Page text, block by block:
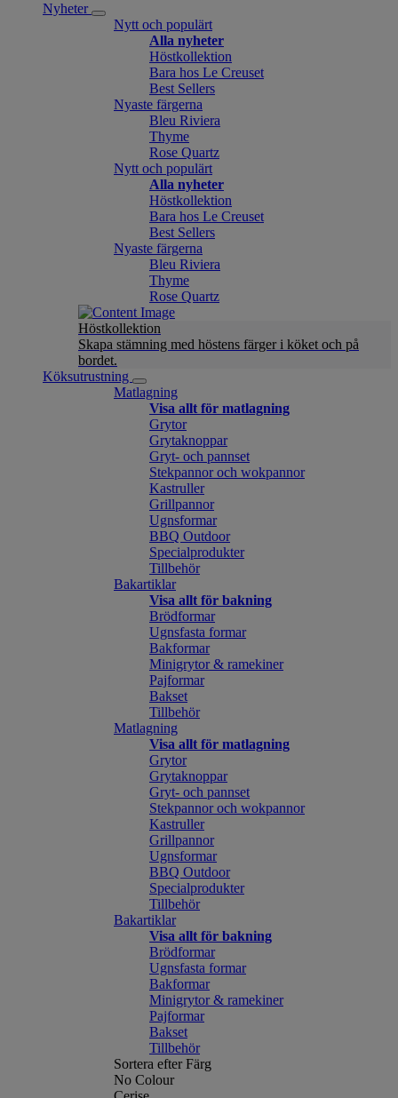
Nyheter
Nytt och populärt
Alla nyheter
Höstkollektion
Bara hos Le Creuset
Best Sellers
Nyaste färgerna
Bleu Riviera
Thyme
Rose Quartz
Nytt och populärt
Alla nyheter
Höstkollektion
Bara hos Le Creuset
Best Sellers
Nyaste färgerna
Bleu Riviera
Thyme
Rose Quartz
Höstkollektion
Skapa stämning med höstens färger i köket och på
bordet.
Köksutrustning
Matlagning
Visa allt för matlagning
Grytor
Grytaknoppar
Gryt- och pannset
Stekpannor och wokpannor
Kastruller
Grillpannor
Ugnsformar
BBQ Outdoor
Specialprodukter
Tillbehör
Bakartiklar
Visa allt för bakning
Brödformar
Ugnsfasta formar
Bakformar
Minigrytor & ramekiner
Pajformar
Bakset
Tillbehör
Matlagning
Visa allt för matlagning
Grytor
Grytaknoppar
Gryt- och pannset
Stekpannor och wokpannor
Kastruller
Grillpannor
Ugnsformar
BBQ Outdoor
Specialprodukter
Tillbehör
Bakartiklar
Visa allt för bakning
Brödformar
Ugnsfasta formar
Bakformar
Minigrytor & ramekiner
Pajformar
Bakset
Tillbehör
Sortera efter Färg
No Colour